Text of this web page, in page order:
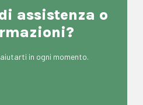
assistenza o
in ogni momento.